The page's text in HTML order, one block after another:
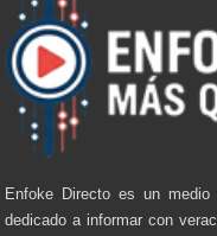
Enfoke Directo es un medio
dedicado a informar con